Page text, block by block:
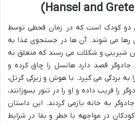
دو کودک است که در زمان قحطی توسط
رها می شوند. آن ها در جستجوی غذا به
شیرینی و شکلات می رسند که متعلق به
قصد دارد هانسل را چاق کرده و
به بردگی می گیرد. با هوش و زیرکی گرتل،
را فریب داده و او را در تنور بسوزانند،
به خانه بازمی گردند. این داستان
در مواجهه با خطر و بقا در شرایط